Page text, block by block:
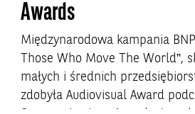
Awards
Międzynarodowa kampania
Those Who Move The World”,
małych i średnich
zdobyła Audiovisual Award